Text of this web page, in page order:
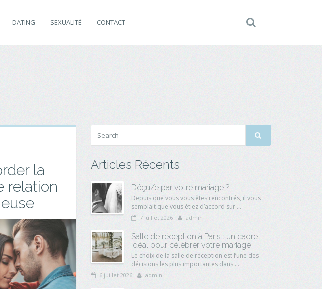
DATING SEXUALITÉ CONTACT
la
relation
Articles Récents
Déçu/e par votre mariage ?
Depuis que vous vous êtes rencontrés, il vous
semblait que vous étiez d’accord sur ...
7 juillet 2026 admin
Salle de réception à Paris : un cadre
idéal pour célébrer votre mariage
Le choix de la salle de réception est l’une des
décisions les plus importantes dans ...
6 juillet 2026 admin